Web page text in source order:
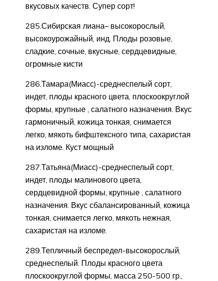
вкусовых качеств. Супер сорт!
285.Сибирская лиана– высокорослый,
высокоурожайный, инд. Плоды розовые,
сладкие, сочные, вкусные, сердцевидные,
огромные кисти
286.Тамара(Миасс)-среднеспелый сорт,
индет, плоды красного цвета, плоскоокруглой
формы, крупные , салатного назначения. Вкус
гармоничный, кожица тонкая, снимается
легко, мякоть бифштексного типа, сахаристая
на изломе. Куст мощный
287.Татьяна(Миасс)-среднеспелый сорт,
индет, плоды малинового цвета,
сердцевидной формы, крупные , салатного
назначения. Вкус сбалансированный, кожица
тонкая, снимается легко, мякоть нежная,
сахаристая на изломе.
289.Тепличный беспредел-высокорослый,
среднеспелый. Плоды красного цвета
плоскоокруглой формы, масса 250-500 гр.,